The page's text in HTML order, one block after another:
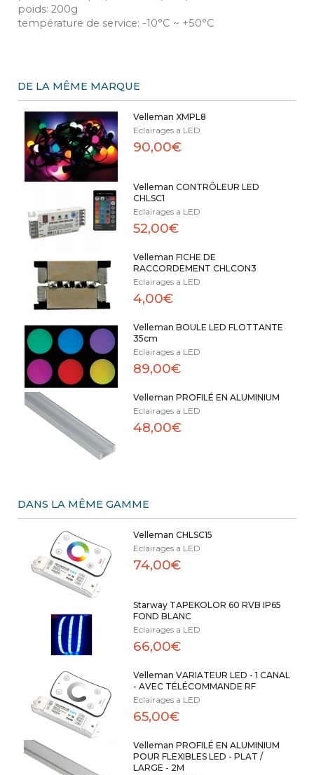
poids: 200g
température de service: -10°C ~ +50°C
DE LA MÊME MARQUE
Velleman XMPL8
Eclairages a LED
90,00€
Velleman CONTRÔLEUR LED
CHLSC1
Eclairages a LED
52,00€
Velleman FICHE DE
RACCORDEMENT CHLCON3
Eclairages a LED
4,00€
Velleman BOULE LED FLOTTANTE
35cm
Eclairages a LED
89,00€
Velleman PROFILÉ EN ALUMINIUM
Eclairages a LED
48,00€
DANS LA MÊME GAMME
Velleman CHLSC15
Eclairages a LED
74,00€
Starway TAPEKOLOR 60 RVB IP65
FOND BLANC
Eclairages a LED
66,00€
Velleman VARIATEUR LED - 1 CANAL
- AVEC TÉLÉCOMMANDE RF
Eclairages a LED
65,00€
Velleman PROFILÉ EN ALUMINIUM
POUR FLEXIBLES LED - PLAT /
LARGE - 2M